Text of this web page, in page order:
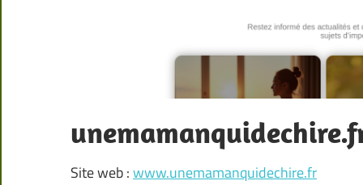
Site web :www.unemamanquidechire.fr